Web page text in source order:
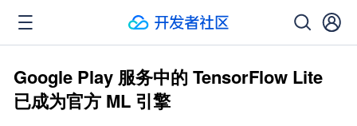
Google Play 服务中的 TensorFlow Lite
已成为官方 ML 引擎